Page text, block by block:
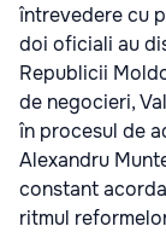
întrevedere cu
doi oficiali au
Republicii
de negocieri,
în procesul de
Alexandru
constant
ritmul